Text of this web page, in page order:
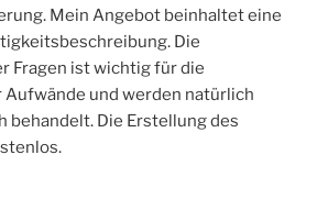
Mein Angebot beinhaltet eine
Die
Fragen ist wichtig für die
Aufwände und werden natürlich
behandelt. Die Erstellung des